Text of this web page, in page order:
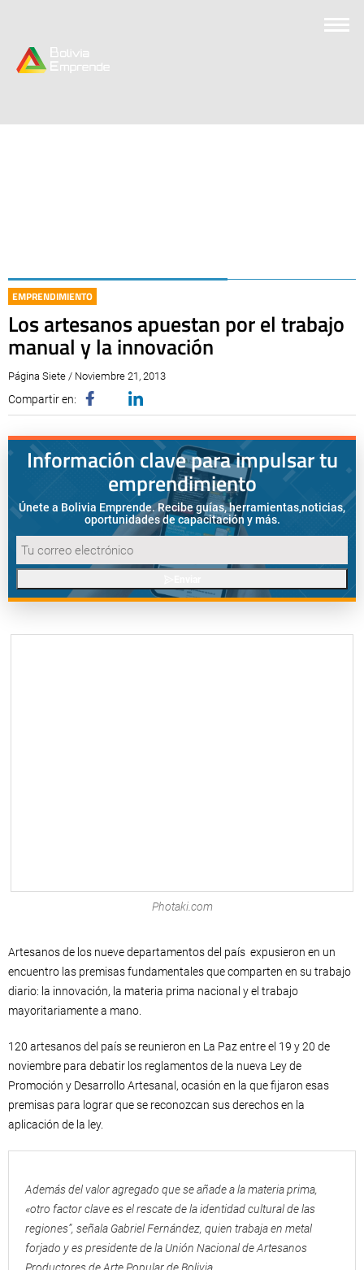
EMPRENDIMIENTO
Los artesanos apuestan por el trabajo
manual y la innovación
Página Siete / Noviembre 21, 2013
Compartir en:
Información clave para impulsar tu
emprendimiento
Únete a Bolivia Emprende. Recibe guías, herramientas,noticias,
oportunidades de capacitación y más.
Photaki.com
Artesanos de los nueve departamentos del país expusieron en un
encuentro las premisas fundamentales que comparten en su trabajo
diario: la innovación, la materia prima nacional y el trabajo
mayoritariamente a mano.
120 artesanos del país se reunieron en La Paz entre el 19 y 20 de
noviembre para debatir los reglamentos de la nueva Ley de
Promoción y Desarrollo Artesanal, ocasión en la que fijaron esas
premisas para lograr que se reconozcan sus derechos en la
aplicación de la ley.
Además del valor agregado que se añade a la materia prima,
«otro factor clave es el rescate de la identidad cultural de las
regiones”, señala Gabriel Fernández, quien trabaja en metal
forjado y es presidente de la Unión Nacional de Artesanos
Productores de Arte Popular de Bolivia.